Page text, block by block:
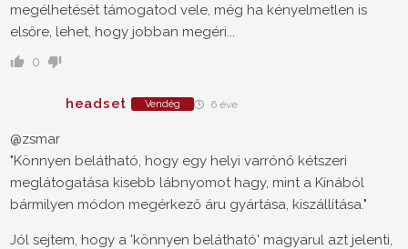
megélhetését támogatod vele, még ha kényelmetlen is
elsőre, lehet, hogy jobban megéri...
0
headset Vendég 6 éve
@zsmar
"Könnyen belátható, hogy egy helyi varrónő kétszeri
meglátogatása kisebb lábnyomot hagy, mint a Kínából
bármilyen módon megérkező áru gyártása, kiszállítása."
Jól sejtem, hogy a 'könnyen belátható' magyarul azt jelenti,